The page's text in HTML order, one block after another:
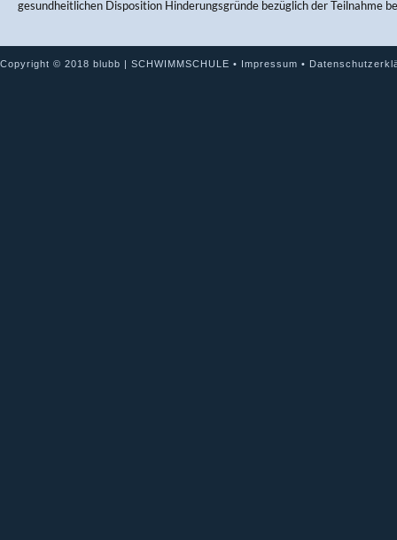
gesundheitlichen Disposition Hinderungsgründe bezüglich der Teilnahme
Copyright © 2018 blubb | SCHWIMMSCHULE • Impressum •